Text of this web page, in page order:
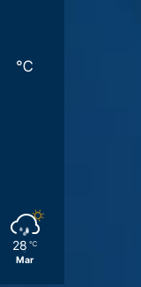
℃
28 ℃
Mar